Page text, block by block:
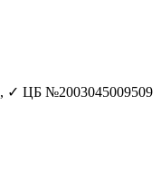
, ✓ ЦБ №2003045009509